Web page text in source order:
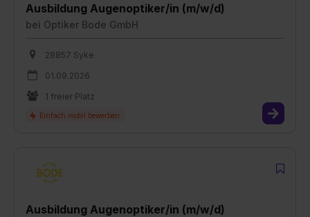
Ausbildung Augenoptiker/in (m/w/d)
bei Optiker Bode GmbH
28857 Syke
01.09.2026
1 freier Platz
Ausbildung Augenoptiker/in (m/w/d)